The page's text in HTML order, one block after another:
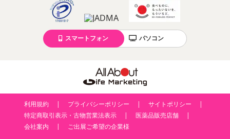
スマートフォン パソコン
利用規約 プライバシーポリシー
サイトポリシー
特定商取引表示・古物営業法表示
医薬品販売店舗
会社案内
ご出展ご希望の企業様